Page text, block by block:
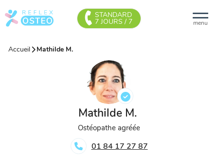
menu
STANDARD
7 JOURS / 7
Accueil Mathilde M.
Mathilde M.
Ostéopathe agréée
01 84 17 27 87